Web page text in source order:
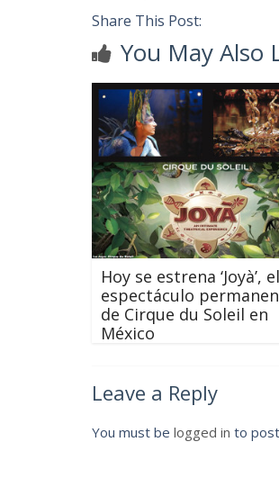
Share This Post:
You May Also
Hoy se estrena ‘Joyà’, el
espectáculo
de Cirque du Soleil en
México
Leave a Reply
You must be logged in to